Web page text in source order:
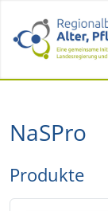
NaSPro
Produkte